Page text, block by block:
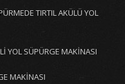
TIRTIL AKÜLÜ YOL
YOL SÜPÜRGE MAKİNASI
MAKİNASI